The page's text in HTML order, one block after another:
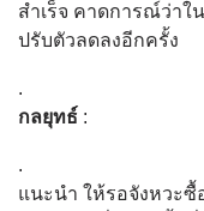
สำเร็จ คาดการณ์ว่าใ
ปรับตัวลดลงอีกครั้ง
.
กลยุทธ์ :
.
แนะนำ ให้รอจังหวะซื้